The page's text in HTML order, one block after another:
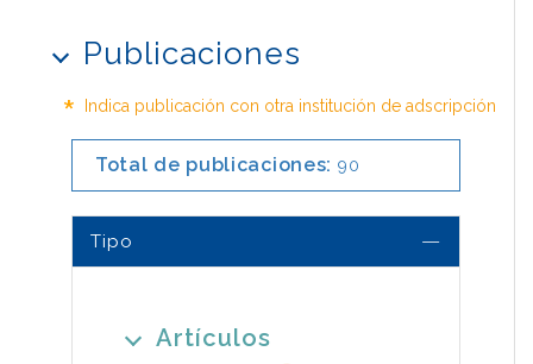
Publicaciones
* Indica publicación con otra institución de adscripción
Total de publicaciones: 90
Tipo
Artículos